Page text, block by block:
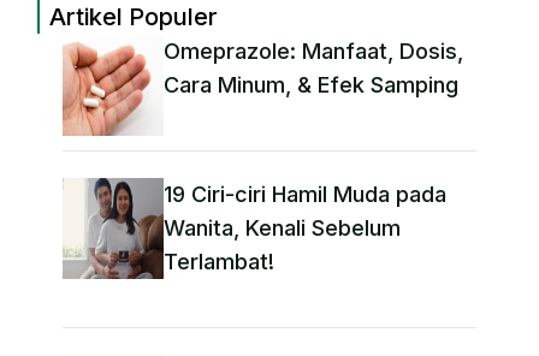
Artikel Populer
Omeprazole: Manfaat, Dosis,
Cara Minum, & Efek Samping
19 Ciri-ciri Hamil Muda pada
Wanita, Kenali Sebelum
Terlambat!